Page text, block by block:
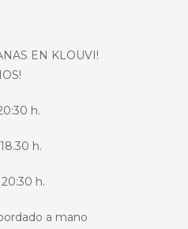
EN KLOUVI!
h.
h.
h.
a mano